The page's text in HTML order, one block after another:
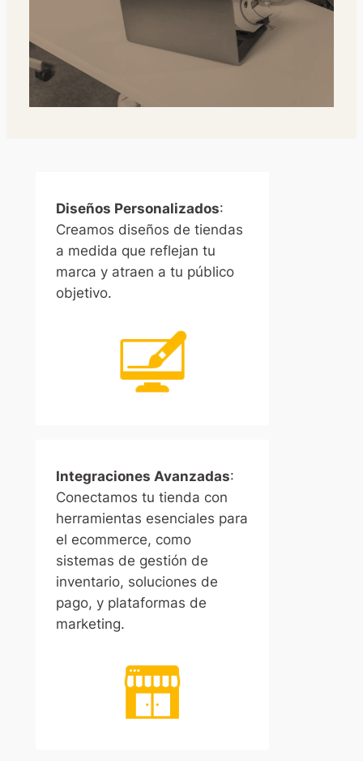
Diseños Personalizados:
Creamos diseños de tiendas
a medida que reflejan tu
marca y atraen a tu público
objetivo.
Integraciones Avanzadas:
Conectamos tu tienda con
herramientas esenciales para
el ecommerce, como
sistemas de gestión de
inventario, soluciones de
pago, y plataformas de
marketing.